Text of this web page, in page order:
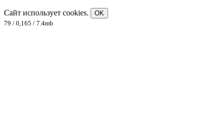
Сайт использует cookies.
OK
79 / 0,165 / 7.4mb